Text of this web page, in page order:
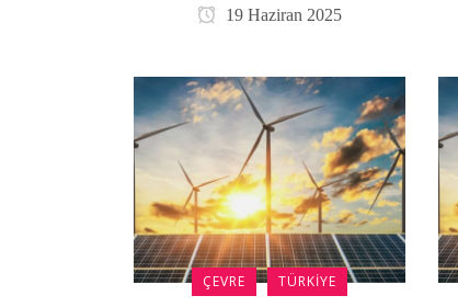
19 Haziran 2025
ÇEVRE TÜRKIYE